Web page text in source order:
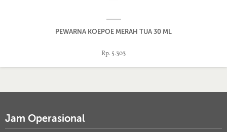
PEWARNA KOEPOE MERAH TUA 30 ML
Rp. 5.303
Jam Operasional